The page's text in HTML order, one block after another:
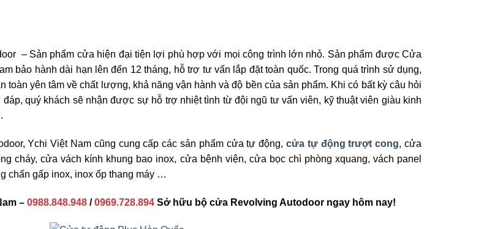
– Sản phẩm cửa hiện đại tiện lợi phù hợp với mọi công trình lớn nhỏ. Sản phẩm được Cửa
bảo hành dài hạn lên đến 12 tháng, hỗ trợ tư vấn lắp đặt toàn quốc. Trong quá trình sử dụng,
toàn yên tâm về chất lượng, khả năng vận hành và độ bền của sản phẩm. Khi có bất kỳ câu hỏi
đáp, quý khách sẽ nhận được sự hỗ trợ nhiệt tình từ đội ngũ tư vấn viên, kỹ thuật viên giàu kinh
Ychi Việt Nam cũng cung cấp các sản phẩm cửa tự động, cửa tự động trượt cong, cửa
cháy, cửa vách kính khung bao inox, cửa bệnh viện, cửa bọc chì phòng xquang, vách panel
chấn gấp inox, inox ốp thang máy …
– 0988.848.948 /0969.728.894 Sở hữu bộ cửa Revolving Autodoor ngay hôm nay!